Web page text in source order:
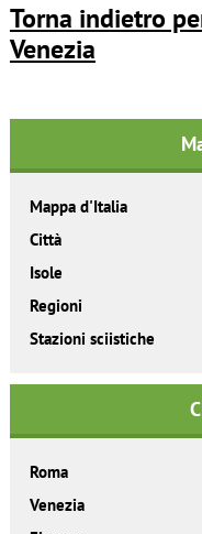
Torna indietro
Venezia
Mappa d'Italia
Città
Isole
Regioni
Stazioni sciistiche
Roma
Venezia